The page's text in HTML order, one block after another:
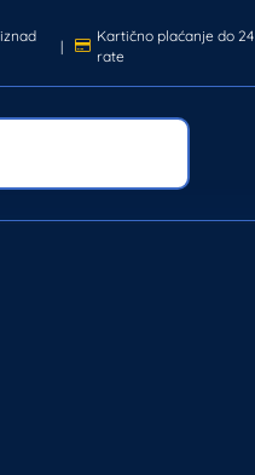
|
Kartično plaćanje do 24
rate